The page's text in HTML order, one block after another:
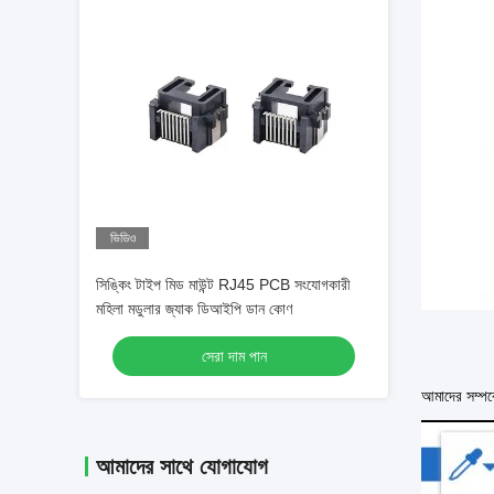
ভিডিও
সিঙ্কিং টাইপ মিড মাউন্ট RJ45 PCB সংযোগকারী
মহিলা মডুলার জ্যাক ডিআইপি ডান কোণ
সেরা দাম পান
আমাদের সাথে যোগাযোগ
আমাদের